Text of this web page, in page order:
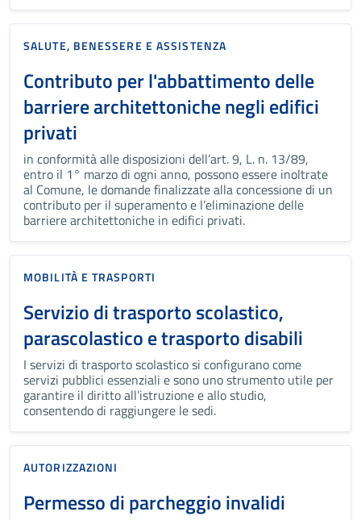
SALUTE, BENESSERE E ASSISTENZA
Contributo per l'abbattimento delle
barriere architettoniche negli edifici
privati
in conformità alle disposizioni dell’art. 9, L. n. 13/89,
entro il 1° marzo di ogni anno, possono essere inoltrate
al Comune, le domande finalizzate alla concessione di un
contributo per il superamento e l’eliminazione delle
barriere architettoniche in edifici privati.
MOBILITÀ E TRASPORTI
Servizio di trasporto scolastico,
parascolastico e trasporto disabili
I servizi di trasporto scolastico si configurano come
servizi pubblici essenziali e sono uno strumento utile per
garantire il diritto all’istruzione e allo studio,
consentendo di raggiungere le sedi.
AUTORIZZAZIONI
Permesso di parcheggio invalidi